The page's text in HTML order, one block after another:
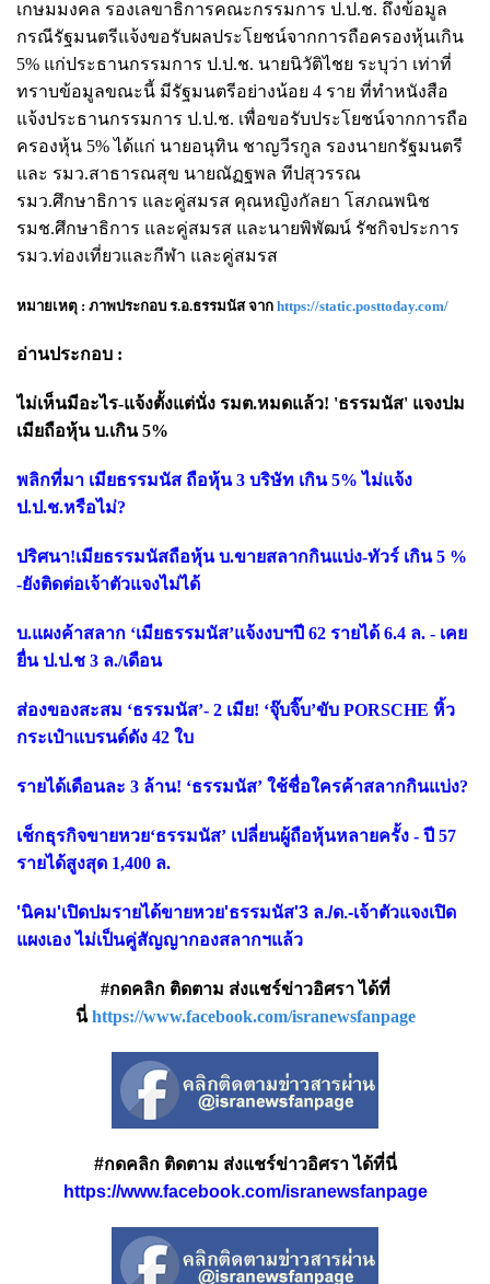
เกษมมงคล รองเลขาธิการคณะกรรมการ ป.ป.ช. ถึงข้อมูล
กรณีรัฐมนตรีแจ้งขอรับผลประโยชน์จากการถือครองหุ้นเกิน
5% แก่ประธานกรรมการ ป.ป.ช. นายนิวัติไชย ระบุว่า เท่าที่
ทราบข้อมูลขณะนี้ มีรัฐมนตรีอย่างน้อย 4 ราย ที่ทำหนังสือ
แจ้งประธานกรรมการ ป.ป.ช. เพื่อขอรับประโยชน์จากการถือ
ครองหุ้น 5% ได้แก่ นายอนุทิน ชาญวีรกูล รองนายกรัฐมนตรี
และ รมว.สาธารณสุข นายณัฏฐพล ทีปสุวรรณ
รมว.ศึกษาธิการ และคู่สมรส คุณหญิงกัลยา โสภณพนิช
รมช.ศึกษาธิการ และคู่สมรส และนายพิพัฒน์ รัชกิจประการ
รมว.ท่องเที่ยวและกีฬา และคู่สมรส
หมายเหตุ : ภาพประกอบ ร.อ.ธรรมนัส จาก https://static.posttoday.com/
อ่านประกอบ :
ไม่เห็นมีอะไร-แจ้งตั้งแต่นั่ง รมต.หมดแล้ว! 'ธรรมนัส' แจงปม
เมียถือหุ้น บ.เกิน 5%
พลิกที่มา เมียธรรมนัส ถือหุ้น 3 บริษัท เกิน 5% ไม่แจ้ง
ป.ป.ช.หรือไม่?
ปริศนา!เมียธรรมนัสถือหุ้น บ.ขายสลากกินแบ่ง-ทัวร์ เกิน 5 %
-ยังติดต่อเจ้าตัวแจงไม่ได้
บ.แผงค้าสลาก ‘เมียธรรมนัส’แจ้งงบฯปี 62 รายได้ 6.4 ล. - เคย
ยื่น ป.ป.ช 3 ล./เดือน
ส่องของสะสม ‘ธรรมนัส’- 2 เมีย! ‘จุ๊บจิ๊บ’ขับ PORSCHE หิ้ว
กระเป๋าแบรนด์ดัง 42 ใบ
รายได้เดือนละ 3 ล้าน! ‘ธรรมนัส’ ใช้ชื่อใครค้าสลากกินแบ่ง?
เช็กธุรกิจขายหวย‘ธรรมนัส’ เปลี่ยนผู้ถือหุ้นหลายครั้ง - ปี 57
รายได้สูงสุด 1,400 ล.
'นิคม'เปิดปมรายได้ขายหวย'ธรรมนัส'3 ล./ด.-เจ้าตัวแจงเปิด
แผงเอง ไม่เป็นคู่สัญญากองสลากฯแล้ว
#กดคลิก ติดตาม ส่งแชร์ข่าวอิศรา ได้ที่
นี่ https://www.facebook.com/isranewsfanpage
#กดคลิก ติดตาม ส่งแชร์ข่าวอิศรา ได้ที่นี่
https://www.facebook.com/isranewsfanpage